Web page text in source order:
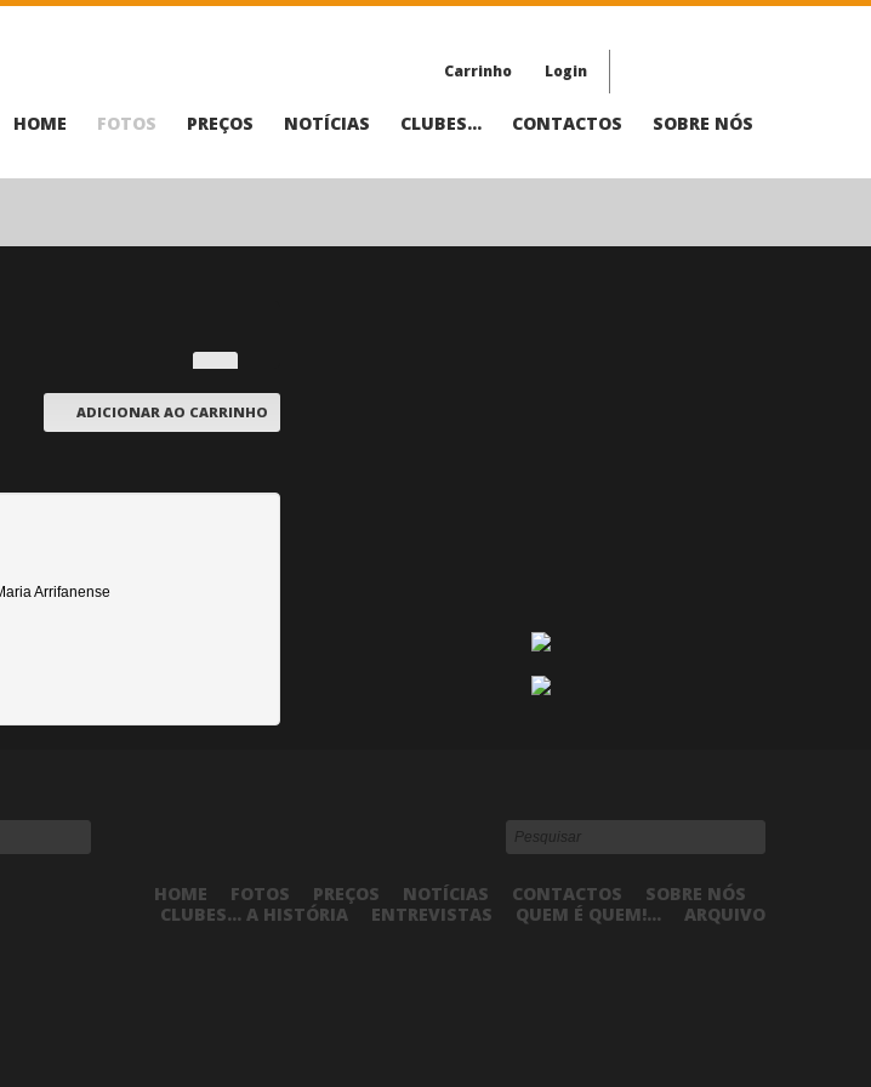
Carrinho Login
HOME FOTOS PREÇOS NOTÍCIAS CLUBES... CONTACTOS SOBRE NÓS
ADICIONAR AO CARRINHO
Arrifanense
HOME FOTOS PREÇOS NOTÍCIAS CONTACTOS
SOBRE NÓS
CLUBES... A HISTÓRIA
ENTREVISTAS QUEM É QUEM!... ARQUIVO